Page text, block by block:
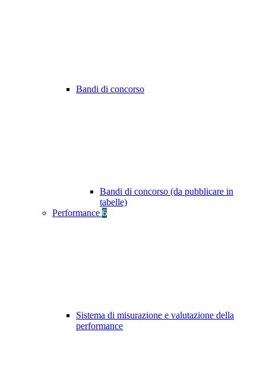
Bandi di concorso
Bandi di concorso (da pubblicare in
tabelle)
Performance 6
Sistema di misurazione e valutazione della
performance